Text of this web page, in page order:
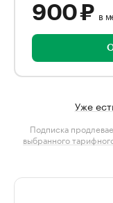
900 ₽ в
Уже
Подписка
выбранного